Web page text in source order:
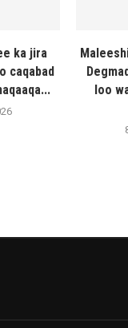
ka jira
caqabad
loo